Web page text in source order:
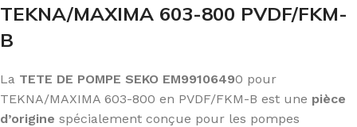
TEKNA/MAXIMA 603-800 PVDF/FKM-
B
La TETE DE POMPE SEKO EM99106490 pour
TEKNA/MAXIMA 603-800 en PVDF/FKM-B est une pièce
d’origine spécialement conçue pour les pompes